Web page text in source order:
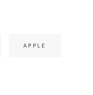
APPLE